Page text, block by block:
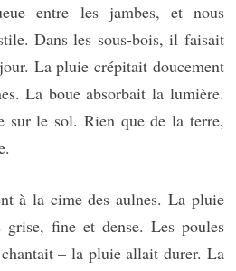
entre les jambes, et nous
Dans les sous-bois, il faisait
La pluie crépitait doucement
La boue absorbait la lumière.
sur le sol. Rien que de la terre,
à la cime des aulnes. La pluie
grise, fine et dense. Les poules
– la pluie allait durer. La